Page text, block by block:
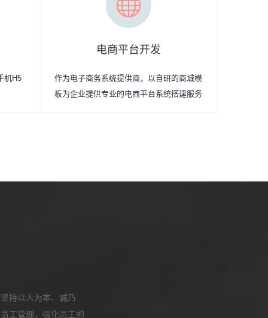
机H5
电商平台开发
作为电子商务系统提供商，以自研的商城模
板为企业提供专业的电商平台系统搭建服务
持以人为本、诚乃
工管理，强化员工的